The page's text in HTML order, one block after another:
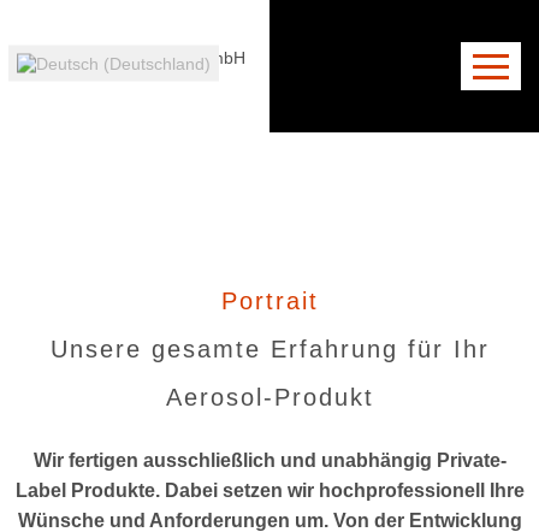
Unternehmen
Produkte
Portrait
Unsere gesamte Erfahrung für Ihr
Aerosol-Produkt
Wir fertigen ausschließlich und unabhängig Private-
Label Produkte. Dabei setzen wir hochprofessionell Ihre
Wünsche und Anforderungen um. Von der Entwicklung